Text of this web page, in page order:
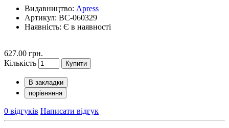
Видавництво: Apress
Артикул: BC-060329
Наявність: Є в наявності
627.00 грн.
Кількість
Купити
В закладки
порівняння
0 відгуків Написати відгук